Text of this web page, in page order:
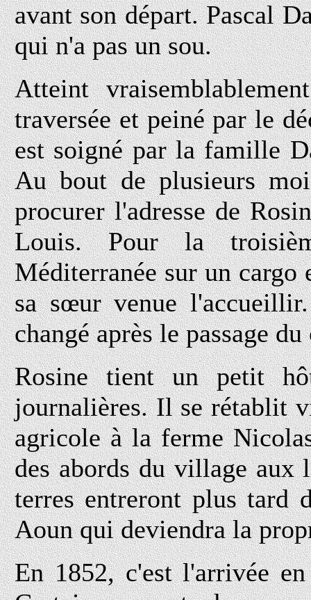
avant son départ. Pascal
qui n'a pas un sou.
Atteint
traversée et peiné par le
est soigné par la famille
Au bout de plusieurs
procurer l'adresse de
Louis. Pour la
Méditerranée sur un
sa sœur venue
changé après le passage
Rosine tient un petit
journalières. Il se rétablit
agricole à la ferme
des abords du village aux
terres entreront plus tard
Aoun qui deviendra la
En 1852, c'est l'arrivée